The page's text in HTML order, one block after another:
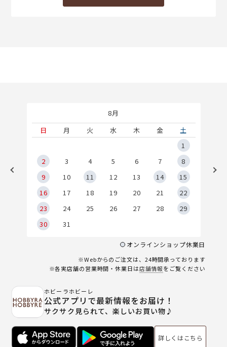
8月
日
月 火 水 木 金
土
1
2
3 4 5 6 7
8
9
10 11 12 13 14
15
16
17 18 19 20 21
22
23
24 25 26 27 28
29
30
31
オンラインショップ休業日
※Webからのご注文は、24時間承っております
※各実店舗の営業時間・休業日は店舗情報をご覧ください
ホビーラホビーレ
公式アプリで最新情報をお届け！
サクサク見られて、楽しいお買い物♪
詳しくはこちら